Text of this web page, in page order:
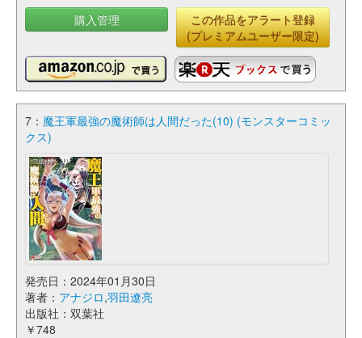
購入管理
この作品をアラート登録
(プレミアムユーザー限定)
7： 魔王軍最強の魔術師は人間だった(10) (モンスターコミッ
クス)
発売日：2024年01月30日
著者： アナジロ,羽田遼亮
出版社：双葉社
￥748